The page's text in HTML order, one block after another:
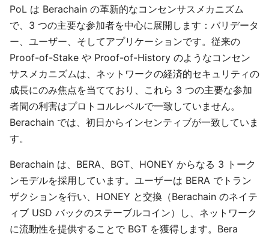
PoL は Berachain の革新的なコンセンサスメカニズム
で、3 つの主要な参加者を中心に展開します：バリデータ
ー、ユーザー、そしてアプリケーションです。従来の
Proof-of-Stake や Proof-of-History のようなコンセン
サスメカニズムは、ネットワークの経済的セキュリティの
成長にのみ焦点を当てており、これら 3 つの主要な参加
者間の利害はプロトコルレベルで一致していません。
Berachain では、初日からインセンティブが一致していま
す。
Berachain は、BERA、BGT、HONEY からなる 3 トーク
ンモデルを採用しています。ユーザーは BERA でトラン
ザクションを行い、HONEY と交換（Berachain のネイテ
ィブ USD バックのステーブルコイン）し、ネットワーク
に流動性を提供することで BGT を獲得します。Bera